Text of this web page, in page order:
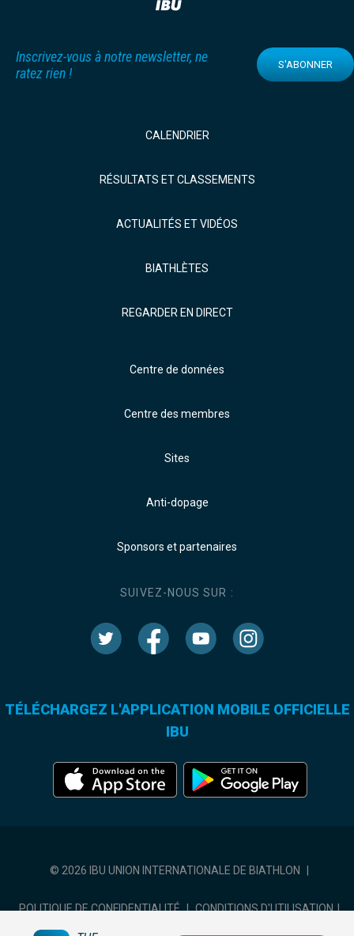
Inscrivez-vous à notre newsletter, ne
ratez rien !
S'ABONNER
CALENDRIER
RÉSULTATS ET CLASSEMENTS
ACTUALITÉS ET VIDÉOS
BIATHLÈTES
REGARDER EN DIRECT
Centre de données
Centre des membres
Sites
Anti-dopage
Sponsors et partenaires
SUIVEZ-NOUS SUR :
TÉLÉCHARGEZ L'APPLICATION MOBILE OFFICIELLE
IBU
© 2026 IBU UNION INTERNATIONALE DE BIATHLON
POLITIQUE DE CONFIDENTIALITÉ | CONDITIONS D'UTILISATION |